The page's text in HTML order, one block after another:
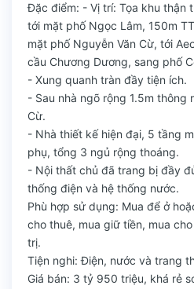
Đặc điểm: - Vị trí: Tọa khu thận
tới mặt phố Ngọc Lâm, 150m
mặt phố Nguyễn Văn Cừ, tới
cầu Chương Dương, sang phố
- Xung quanh tràn đầy tiện ích.
- Sau nhà ngõ rộng 1.5m thông
Cừ.
- Nhà thiết kế hiện đại, 5 tầng
phụ, tổng 3 ngủ rộng thoáng.
- Nội thất chủ đã trang bị đầy
thống điện và hệ thống nước.
Phù hợp sử dụng: Mua để ở
cho thuê, mua giữ tiền, mua
trị.
Tiện nghi: Điện, nước và trang
Giá bán: 3 tỷ 950 triệu, khá rẻ